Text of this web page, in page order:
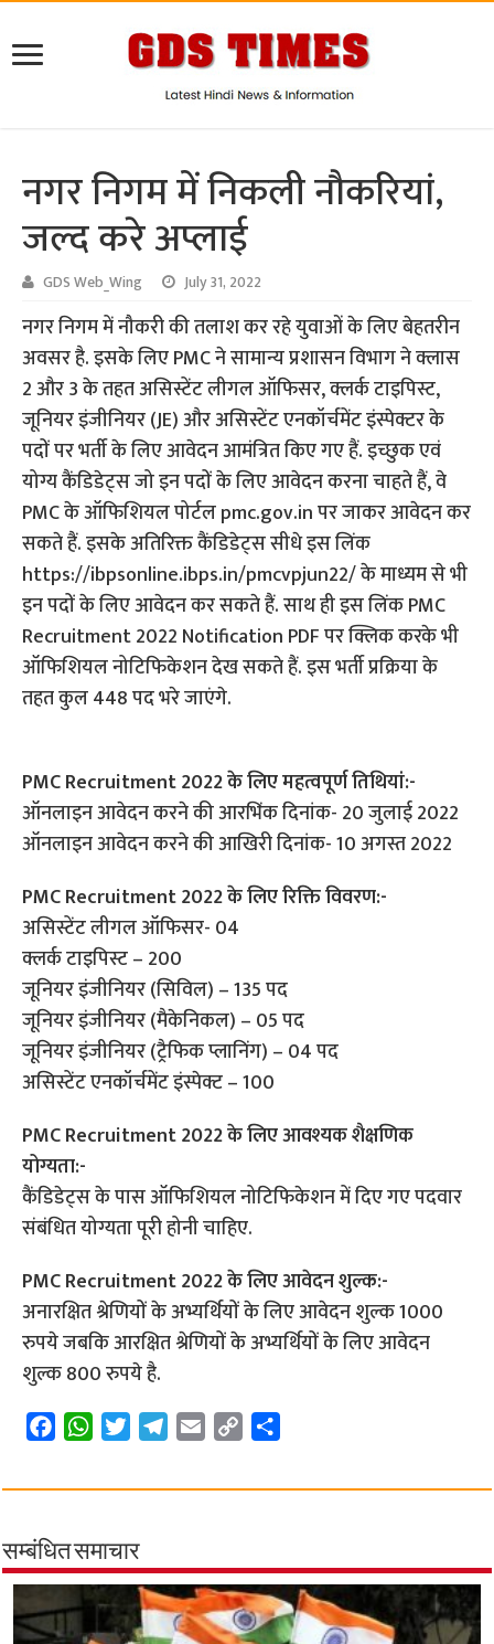
नगर निगम में निकली नौकरियां,
जल्द करे अप्लाई
GDS Web_Wing July 31, 2022
नगर निगम में नौकरी की तलाश कर रहे युवाओं के लिए बेहतरीन
अवसर है. इसके लिए PMC ने सामान्य प्रशासन विभाग ने क्लास
2 और 3 के तहत असिस्टेंट लीगल ऑफिसर, क्लर्क टाइपिस्ट,
जूनियर इंजीनियर (JE) और असिस्टेंट एनकॉर्चमेंट इंस्पेक्टर के
पदों पर भर्ती के लिए आवेदन आमंत्रित किए गए हैं. इच्छुक एवं
योग्य कैंडिडेट्स जो इन पदों के लिए आवेदन करना चाहते हैं, वे
PMC के ऑफिशियल पोर्टल pmc.gov.in पर जाकर आवेदन कर
सकते हैं. इसके अतिरिक्त कैंडिडेट्स सीधे इस लिंक
https://ibpsonline.ibps.in/pmcvpjun22/ के माध्यम से भी
इन पदों के लिए आवेदन कर सकते हैं. साथ ही इस लिंक PMC
Recruitment 2022 Notification PDF पर क्लिक करके भी
ऑफिशियल नोटिफिकेशन देख सकते हैं. इस भर्ती प्रक्रिया के
तहत कुल 448 पद भरे जाएंगे.
PMC Recruitment 2022 के लिए महत्वपूर्ण तिथियां:-
ऑनलाइन आवेदन करने की आरभिंक दिनांक- 20 जुलाई 2022
ऑनलाइन आवेदन करने की आखिरी दिनांक- 10 अगस्त 2022
PMC Recruitment 2022 के लिए रिक्ति विवरण:-
असिस्टेंट लीगल ऑफिसर- 04
क्लर्क टाइपिस्ट – 200
जूनियर इंजीनियर (सिविल) – 135 पद
जूनियर इंजीनियर (मैकेनिकल) – 05 पद
जूनियर इंजीनियर (ट्रैफिक प्लानिंग) – 04 पद
असिस्टेंट एनकॉर्चमेंट इंस्पेक्ट – 100
PMC Recruitment 2022 के लिए आवश्यक शैक्षणिक
योग्यता:-
कैंडिडेट्स के पास ऑफिशियल नोटिफिकेशन में दिए गए पदवार
संबंधित योग्यता पूरी होनी चाहिए.
PMC Recruitment 2022 के लिए आवेदन शुल्क:-
अनारक्षित श्रेणियों के अभ्यर्थियों के लिए आवेदन शुल्क 1000
रुपये जबकि आरक्षित श्रेणियों के अभ्यर्थियों के लिए आवेदन
शुल्क 800 रुपये है.
c
b
o
k
W
a
s
A
p
p
i
t
e
r
l
r
a
m
a
p
i
n
k
a
सम्बंधित समाचार